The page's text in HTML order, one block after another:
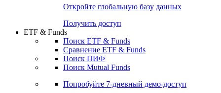
Откройте глобальную базу данных
Получить доступ
ETF & Funds
Поиск ETF & Funds
Сравнение ETF & Funds
Поиск ПИФ
Поиск Mutual Funds
Попробуйте 7-дневный демо-доступ